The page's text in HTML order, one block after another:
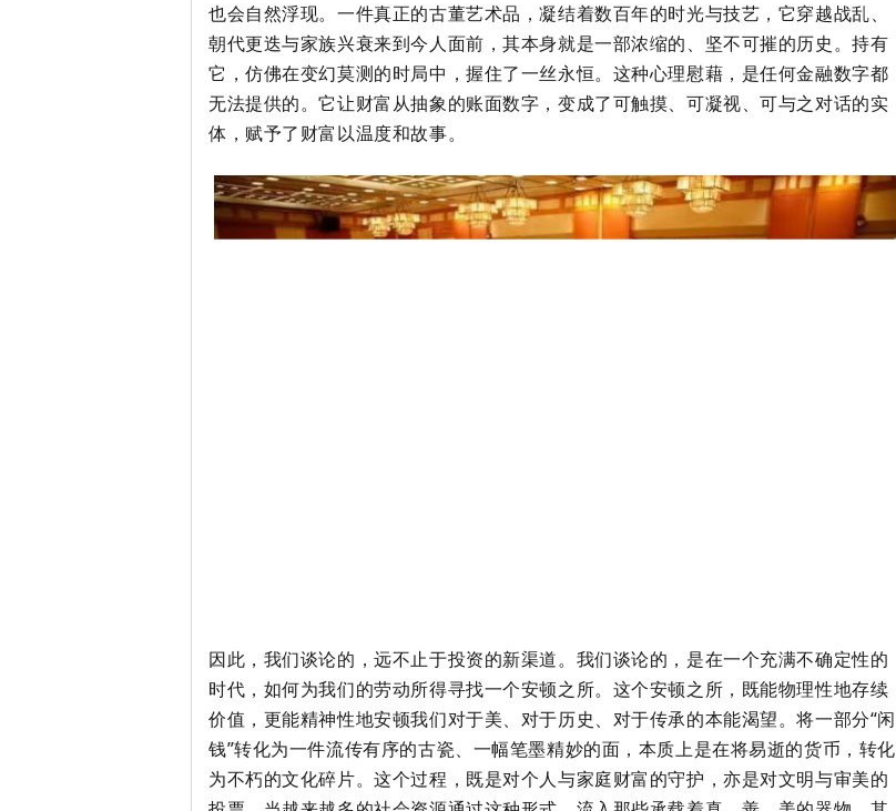
也会自然浮现。一件真正的古董艺术品，凝结着数百年的时光与技艺，它穿越战乱、
朝代更迭与家族兴衰来到今人面前，其本身就是一部浓缩的、坚不可摧的历史。持有
它，仿佛在变幻莫测的时局中，握住了一丝永恒。这种心理慰藉，是任何金融数字都
无法提供的。它让财富从抽象的账面数字，变成了可触摸、可凝视、可与之对话的实
体，赋予了财富以温度和故事。
因此，我们谈论的，远不止于投资的新渠道。我们谈论的，是在一个充满不确定性的
时代，如何为我们的劳动所得寻找一个安顿之所。这个安顿之所，既能物理性地存续
价值，更能精神性地安顿我们对于美、对于历史、对于传承的本能渴望。将一部分“闲
钱”转化为一件流传有序的古瓷、一幅笔墨精妙的面，本质上是在将易逝的货币，转化
为不朽的文化碎片。这个过程，既是对个人与家庭财富的守护，亦是对文明与审美的